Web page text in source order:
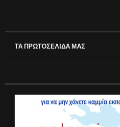
ΤΑ ΠΡΩΤΟΣΕΛΙΔΑ ΜΑΣ